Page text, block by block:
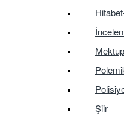
Mektup
Şiir